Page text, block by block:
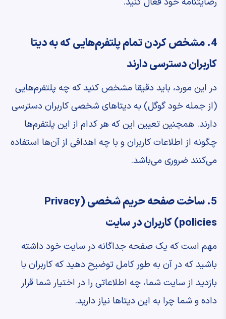
4. مشخص کردن تمام پلتفرم‌هایی که به دیتا
کاربران دسترسی دارند
در این مورد، باید دقیقا مشخص کنید که چه پلتفرم‌هایی
(از جمله خود گوگل) به دیتاهای شخصی کاربران دسترسی
دارند. همچنین تعیین این که هر کدام از این پلتفرم‌ها
چگونه از اطلاعات کاربران و با چه اهدافی از آن‌ها استفاده
می‌کنند ضروری می‌باشد.
5. ساخت صفحه حریم شخصی (Privacy
policies) کاربران در سایت
مهم است که یک صفحه جداگانه در سایت خود داشته
باشید که در آن به طور کامل توضیح دهید که کاربران با
بازدید از سایت شما، چه اطلاعاتی را در اختیار شما قرار
داده و شما چرا به این دیتاها نیاز دارید.